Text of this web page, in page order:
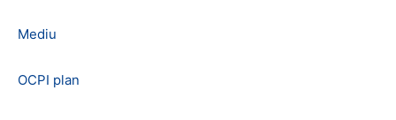
Mediu
OCPI plan